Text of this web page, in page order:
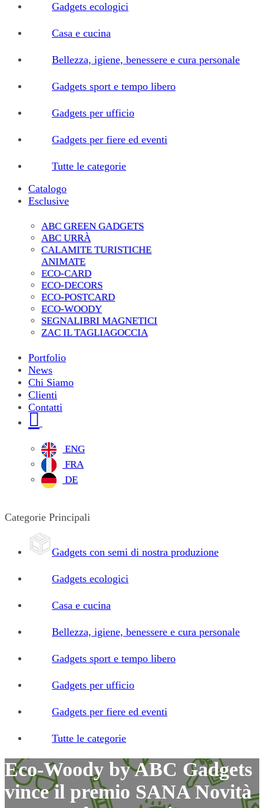
Gadgets ecologici
Casa e cucina
Bellezza, igiene, benessere e cura personale
Gadgets sport e tempo libero
Gadgets per ufficio
Gadgets per fiere ed eventi
Tutte le categorie
Catalogo
Esclusive
ABC GREEN GADGETS
ABC URRÀ
CALAMITE TURISTICHE
ANIMATE
ECO-CARD
ECO-DECORS
ECO-POSTCARD
ECO-WOODY
SEGNALIBRI MAGNETICI
ZAC IL TAGLIAGOCCIA
Portfolio
News
Chi Siamo
Clienti
Contatti
ENG
FRA
DE
Categorie Principali
Gadgets con semi di nostra produzione
Gadgets ecologici
Casa e cucina
Bellezza, igiene, benessere e cura personale
Gadgets sport e tempo libero
Gadgets per ufficio
Gadgets per fiere ed eventi
Tutte le categorie
Eco-Woody by ABC Gadgets
vince il premio SANA Novità